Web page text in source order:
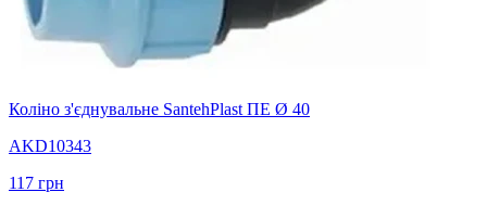
Коліно з'єднувальне SantehPlast ПЕ Ø 40
AKD10343
117 грн